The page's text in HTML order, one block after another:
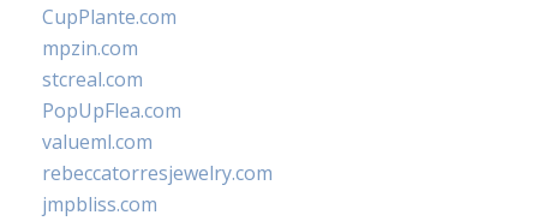
CupPlante.com
mpzin.com
stcreal.com
PopUpFlea.com
valueml.com
rebeccatorresjewelry.com
jmpbliss.com